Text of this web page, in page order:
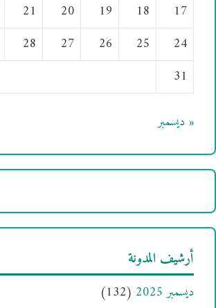
17
18
19
20
21
24
25
26
27
28
31
« ديسمبر
أرشيف المدونة
ديسمبر 2025
(132)